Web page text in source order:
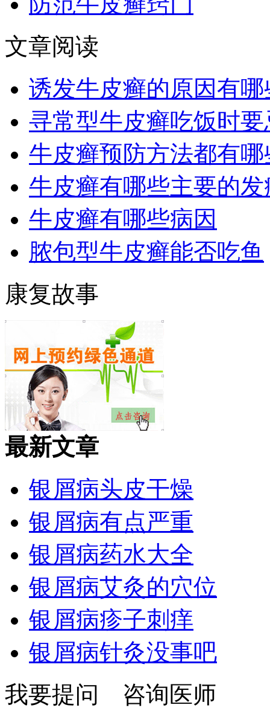
文章阅读
诱发牛皮癣的原因有哪
寻常型牛皮癣吃饭时
牛皮癣预防方法都有哪
牛皮癣有哪些主要的
牛皮癣有哪些病因
脓包型牛皮癣能否吃鱼
康复故事
最新文章
银屑病头皮干燥
银屑病有点严重
银屑病药水大全
银屑病艾灸的穴位
银屑病疹子刺痒
银屑病针灸没事吧
我要提问
咨询医师